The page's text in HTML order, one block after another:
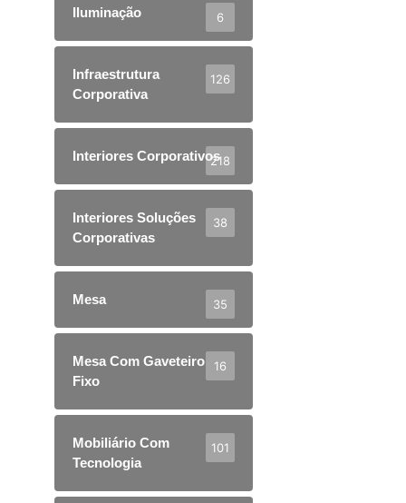
Iluminação 6
Infraestrutura
Corporativa
126
Interiores Corporativos218
Interiores Soluções
Corporativas
38
Mesa 35
Mesa Com Gaveteiro
Fixo
16
Mobiliário Com
Tecnologia
101